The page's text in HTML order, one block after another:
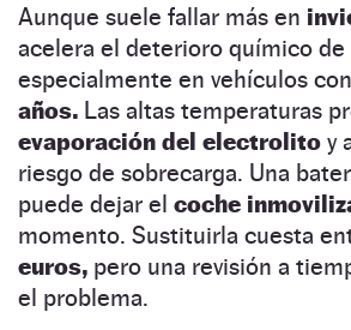
Aunque suele fallar más en
acelera el deterioro químico de
especialmente en vehículos con
años. Las altas temperaturas
evaporación del electrolito y
riesgo de sobrecarga. Una
puede dejar el coche
momento. Sustituirla cuesta
euros, pero una revisión a
el problema.